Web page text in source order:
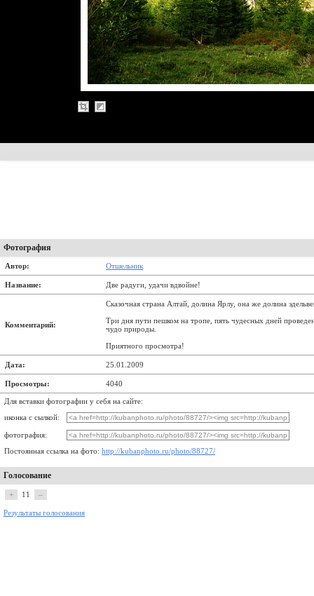
Фотография
Автор: Отшельник
Название: Две радуги, удачи вдвойне!
Комментарий:
Сказочная страна Алтай, долина Ярлу, она же долина
Три дня пути пешком на тропе, пять чудесных дней
чудо природы.
Приятного просмотра!
Дата: 25.01.2009
Просмотры: 4040
Для вставки фотографии у себя на сайте:
иконка с сылкой:
фотография:
Постоянная ссылка на фото: http://kubanphoto.ru/photo/88727/
Голосование
+ 11 –
Результаты голосования